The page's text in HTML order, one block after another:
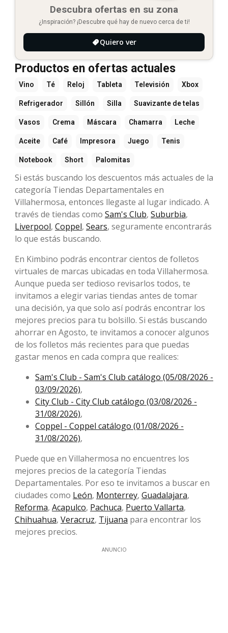
Descubra ofertas en su zona
¿Inspiración? ¡Descubre qué hay de nuevo cerca de ti!
Quiero ver
Productos en ofertas actuales
Vino Té Reloj Tableta Televisión Xbox
Refrigerador Sillón Silla Suavizante de telas
Vasos Crema Máscara Chamarra Leche
Aceite Café Impresora Juego Tenis
Notebook Short Palomitas
Si estás buscando los descuentos más actuales de la
categoría Tiendas Departamentales en
Villahermosa, entonces llegaste al lugar indicado. A
través de tiendas como Sam's Club, Suburbia,
Liverpool, Coppel, Sears, seguramente encontrarás
lo que estás buscando.
En Kimbino podrás encontrar cientos de folletos
virtuales de marcas ubicadas en toda Villahermosa.
Aunque pueda ser tedioso revisarlos todos, te
invitamos a elegir varias tiendas antes de tomar
una decisión, ya que solo así podrás encontrar los
mejores precios para tu bolsillo. Si estás buscando
ahorrar en Agosto, te invitamos a conocer algunos
de los folletos más recientes para que puedas
gastar menos en cada compra que realices:
Sam's Club - Sam's Club catálogo (05/08/2026 -
03/09/2026),
City Club - City Club catálogo (03/08/2026 -
31/08/2026),
Coppel - Coppel catálogo (01/08/2026 -
31/08/2026),
Puede que en Villahermosa no encuentres los
mejores precios de la categoría Tiendas
Departamentales. Por eso te invitamos a buscar en
ciudades como León, Monterrey, Guadalajara,
Reforma, Acapulco, Pachuca, Puerto Vallarta,
Chihuahua, Veracruz, Tijuana para encontrar los
mejores precios.
ANUNCIO